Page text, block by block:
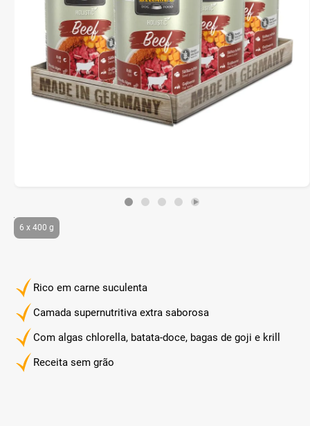
Rico em carne suculenta
Camada supernutritiva extra saborosa
Com algas chlorella, batata-doce, bagas de goji e krill
Receita sem grão
6 x 400 g